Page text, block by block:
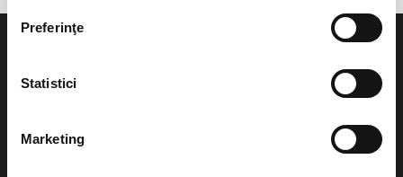
Preferinţe
Statistici
Marketing